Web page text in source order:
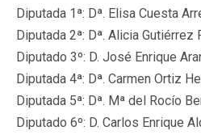
Diputada 1ª: Dª. Elisa Cuesta
Diputada 2ª: Dª. Alicia Gutiérrez
Diputado 3º: D. José Enrique
Diputada 4ª: Dª. Carmen Ortiz
Diputada 5ª: Dª. Mª del Rocío
Diputado 6º: D. Carlos Enrique